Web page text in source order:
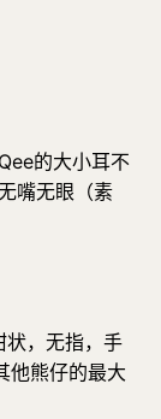
的大小耳不
嘴无眼（素
状，无指，手
他熊仔的最大